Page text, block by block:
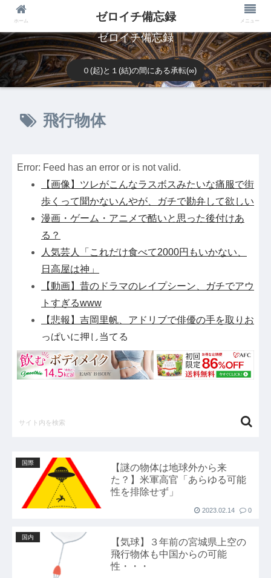
ゼロイチ備忘録
０(起)と１(結)の間にある承転(∞)
飛行物体
Error: Feed has an error or is not valid.
【画像】ツレがこんなラスボスみたいな痛服で街
歩くって聞かないんやが、ガチで勘弁して欲しい
漫画・ゲーム・アニメで酷いと思った後付けあ
る？
人気芸人「これだけ食べて2000円もいかない、
日高屋は神」
【動画】昔のドラマのレイプシーン、ガチでアウ
トすぎるwww
【悲報】吉岡里帆、アドリブで俳優の手を取りお
っぱいに押し当てる
「ソウルライクの恋愛ゲーム作りました！フリー
ゲームです」→女の子と会話して「弱攻撃」「強
【緊急】パチンコ屋のカードみたいなやつ拾った
ETCの事をイーティーシーってゆってる奴がい
たｗｗｗｗｗｗｗ他
『さわらないで小手指くん』最新16巻まですべ
て「50％ポイント還元」セール！5,280円分返っ
化された過激なお色気ラブコメ他
フジテレビが金の卵を産む鶏を自ら絞め殺した模
様、社運を賭けたドル箱コンテンツが御蔵入りに
国際
【謎の物体は地球外から来
た？】米軍高官「あらゆる可能
性を排除せず」
2023.02.14 0
国内
【気球】３年前の宮城県上空の
飛行物体も中国からの可能
性・・・
ホーム ゼロイチ備忘録 メニュー